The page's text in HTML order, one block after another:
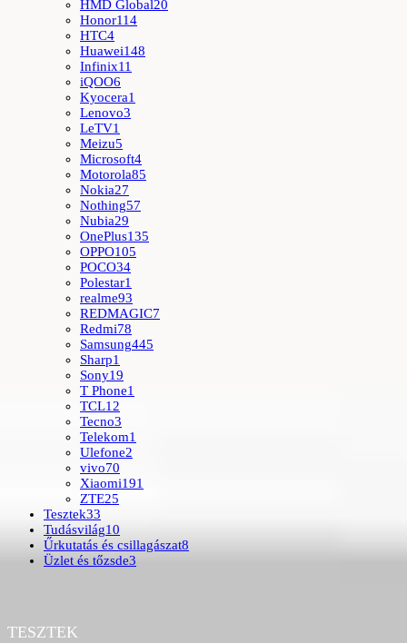
HMD Global20
Honor114
HTC4
Huawei148
Infinix11
iQOO6
Kyocera1
Lenovo3
LeTV1
Meizu5
Microsoft4
Motorola85
Nokia27
Nothing57
Nubia29
OnePlus135
OPPO105
POCO34
Polestar1
realme93
REDMAGIC7
Redmi78
Samsung445
Sharp1
Sony19
T Phone1
TCL12
Tecno3
Telekom1
Ulefone2
vivo70
Xiaomi191
ZTE25
Tesztek33
Tudásvilág10
Űrkutatás és csillagászat8
Üzlet és tőzsde3
TESZTEK